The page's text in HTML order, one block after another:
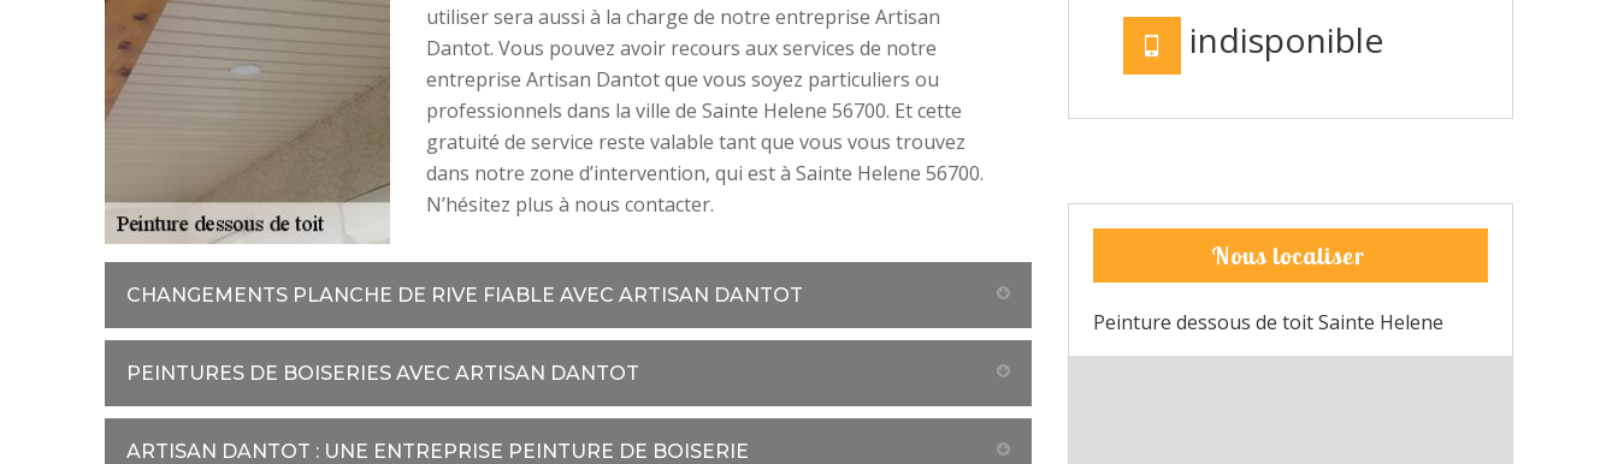
utiliser sera aussi à la charge de notre entreprise Artisan
Dantot. Vous pouvez avoir recours aux services de notre
entreprise Artisan Dantot que vous soyez particuliers ou
professionnels dans la ville de Sainte Helene 56700. Et cette
gratuité de service reste valable tant que vous vous trouvez
dans notre zone d’intervention, qui est à Sainte Helene 56700.
N’hésitez plus à nous contacter.
CHANGEMENTS PLANCHE DE RIVE FIABLE AVEC ARTISAN DANTOT
PEINTURES DE BOISERIES AVEC ARTISAN DANTOT
ARTISAN DANTOT : UNE ENTREPRISE PEINTURE DE BOISERIE
indisponible
Nous localiser
Peinture dessous de toit Sainte Helene